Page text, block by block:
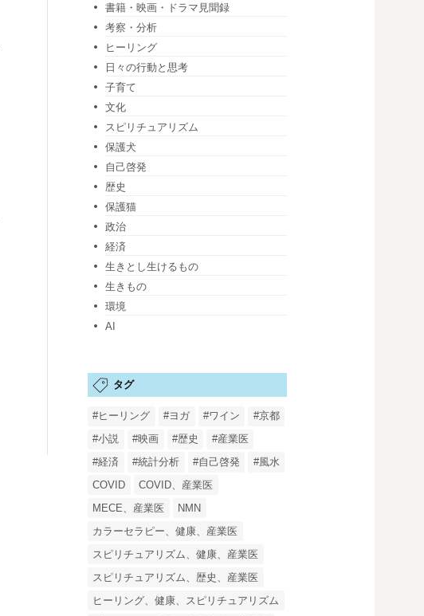
書籍・映画・ドラマ見聞録
考察・分析
ヒーリング
日々の行動と思考
子育て
文化
スピリチュアリズム
保護犬
自己啓発
歴史
保護猫
政治
経済
生きとし生けるもの
生きもの
環境
AI
タグ
#ヒーリング #ヨガ #ワイン
#京都
#小説
#映画 #歴史
#産業医
#経済
#統計分析 #自己啓発
#風水
COVID
COVID、産業医
MECE、産業医
NMN
カラーセラピー、健康、産業医
スピリチュアリズム、健康、産業医
スピリチュアリズム、歴史、産業医
ヒーリング、健康、スピリチュアリズム